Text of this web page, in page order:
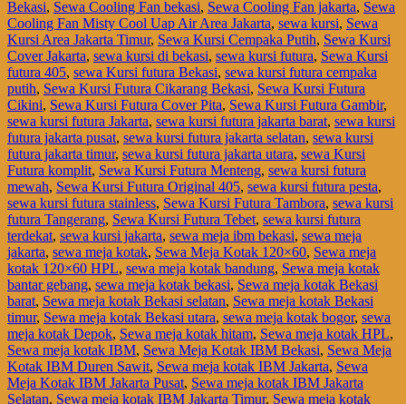
Bekasi, Sewa Cooling Fan bekasi, Sewa Cooling Fan jakarta, Sewa
Cooling Fan Misty Cool Uap Air Area Jakarta, sewa kursi, Sewa
Kursi Area Jakarta Timur, Sewa Kursi Cempaka Putih, Sewa Kursi
Cover Jakarta, sewa kursi di bekasi, sewa kursi futura, Sewa Kursi
futura 405, sewa Kursi futura Bekasi, sewa kursi futura cempaka
putih, Sewa Kursi Futura Cikarang Bekasi, Sewa Kursi Futura
Cikini, Sewa Kursi Futura Cover Pita, Sewa Kursi Futura Gambir,
sewa kursi futura Jakarta, sewa kursi futura jakarta barat, sewa kursi
futura jakarta pusat, sewa kursi futura jakarta selatan, sewa kursi
futura jakarta timur, sewa kursi futura jakarta utara, sewa Kursi
Futura komplit, Sewa Kursi Futura Menteng, sewa kursi futura
mewah, Sewa Kursi Futura Original 405, sewa kursi futura pesta,
sewa kursi futura stainless, Sewa Kursi Futura Tambora, sewa kursi
futura Tangerang, Sewa Kursi Futura Tebet, sewa kursi futura
terdekat, sewa kursi jakarta, sewa meja ibm bekasi, sewa meja
jakarta, sewa meja kotak, Sewa Meja Kotak 120×60, Sewa meja
kotak 120×60 HPL, sewa meja kotak bandung, Sewa meja kotak
bantar gebang, sewa meja kotak bekasi, Sewa meja kotak Bekasi
barat, Sewa meja kotak Bekasi selatan, Sewa meja kotak Bekasi
timur, Sewa meja kotak Bekasi utara, sewa meja kotak bogor, sewa
meja kotak Depok, Sewa meja kotak hitam, Sewa meja kotak HPL,
Sewa meja kotak IBM, Sewa Meja Kotak IBM Bekasi, Sewa Meja
Kotak IBM Duren Sawit, Sewa meja kotak IBM Jakarta, Sewa
Meja Kotak IBM Jakarta Pusat, Sewa meja kotak IBM Jakarta
Selatan, Sewa meja kotak IBM Jakarta Timur, Sewa meja kotak